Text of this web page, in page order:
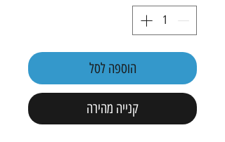
הוספה לסל
קנייה מהירה